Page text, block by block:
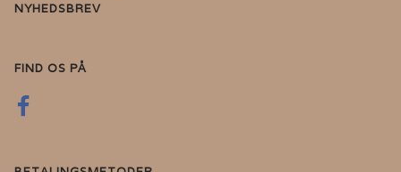
NYHEDSBREV
FIND OS PÅ